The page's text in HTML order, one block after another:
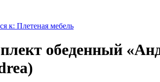
к: Плетеная мебель
обеденный